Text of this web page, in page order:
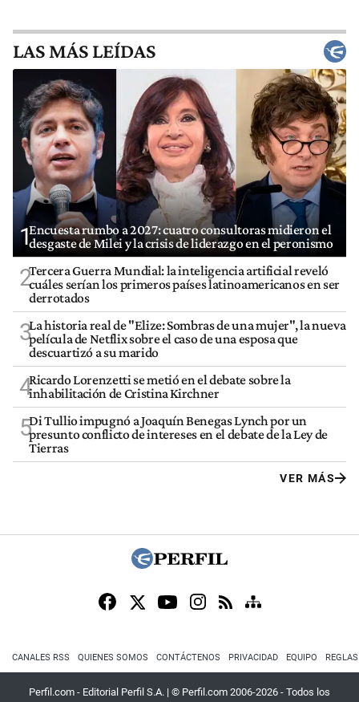
LAS MÁS LEÍDAS
1Encuesta rumbo a 2027: cuatro consultoras midieron el
desgaste de Milei y la crisis de liderazgo en el peronismo
2Tercera Guerra Mundial: la inteligencia artificial reveló
cuáles serían los primeros países latinoamericanos en ser
derrotados
3La historia real de "Elize: Sombras de una mujer", la nueva
película de Netflix sobre el caso de una esposa que
descuartizó a su marido
4Ricardo Lorenzetti se metió en el debate sobre la
inhabilitación de Cristina Kirchner
5Di Tullio impugnó a Joaquín Benegas Lynch por un
presunto conflicto de intereses en el debate de la Ley de
Tierras
VER MÁS
CANALES RSS QUIENES SOMOS CONTÁCTENOS PRIVACIDAD EQUIPO
Perfil.com - Editorial Perfil S.A. | © Perfil.com 2006-2026 - Todos los